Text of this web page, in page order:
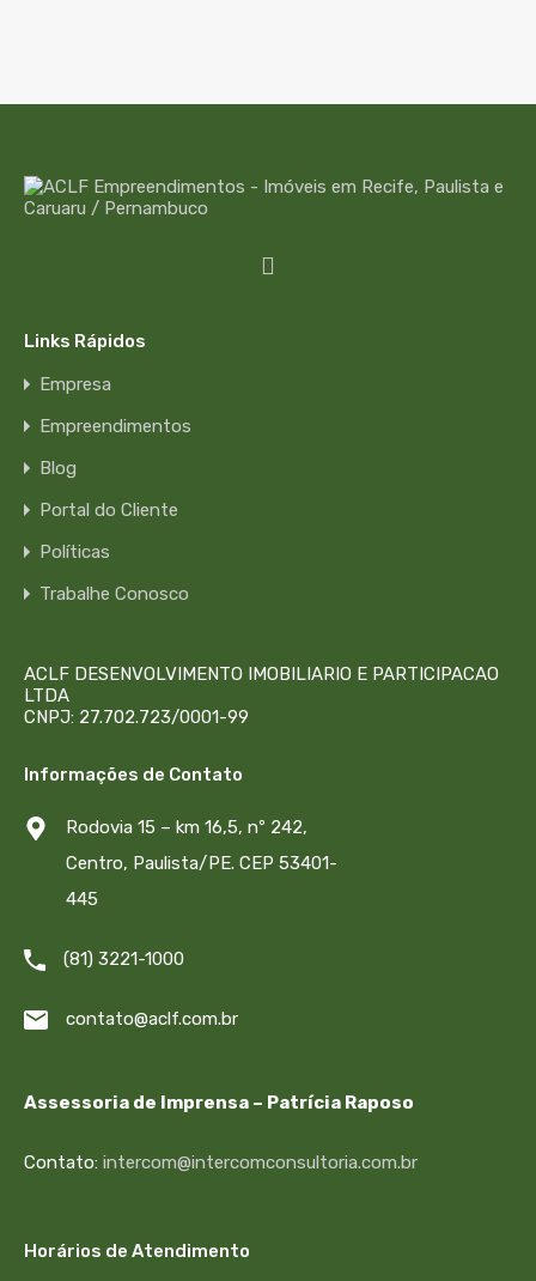
Links Rápidos
Empresa
Empreendimentos
Blog
Portal do Cliente
Políticas
Trabalhe Conosco
ACLF DESENVOLVIMENTO IMOBILIARIO E PARTICIPACAO
LTDA
CNPJ: 27.702.723/0001-99
Informações de Contato
Rodovia 15 – km 16,5, nº 242,
Centro, Paulista/PE. CEP 53401-
445
(81) 3221-1000
contato@aclf.com.br
Assessoria de Imprensa – Patrícia Raposo
Contato: intercom@intercomconsultoria.com.br
Horários de Atendimento